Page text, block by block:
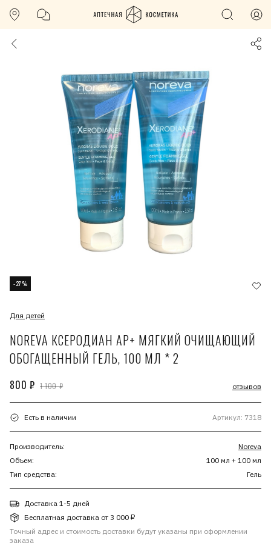
-27%
Для детей
NOREVA КСЕРОДИАН АР+ МЯГКИЙ ОЧИЩАЮЩИЙ
ОБОГАЩЕННЫЙ ГЕЛЬ, 100 МЛ * 2
800 ₽ 1 100 ₽ отзывов
Есть в наличии Артикул: 7318
Производитель:
Noreva
Объем:
100 мл + 100 мл
Тип средства:
Гель
Доставка 1-5 дней
Бесплатная доставка от 3 000 ₽
Точный адрес и стоимость доставки будут указаны при оформлении
заказа